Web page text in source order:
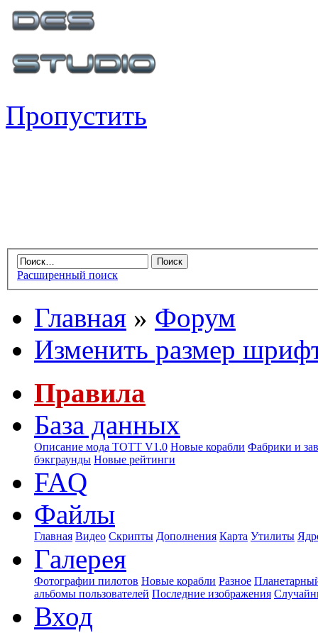
Пропустить
Расширенный поиск
Главная » Форум
Изменить размер
Правила
База данных
Описание мода ТОТТ V1.0 Новые корабли Фабрики и
бэкграунды Новые рейтинги
FAQ
Файлы
Главная Видео Скрипты Дополнения Карта Утилиты
Галерея
Фотографии пилотов Новые корабли Разное
альбомы пользователей Последние изображения
Вход